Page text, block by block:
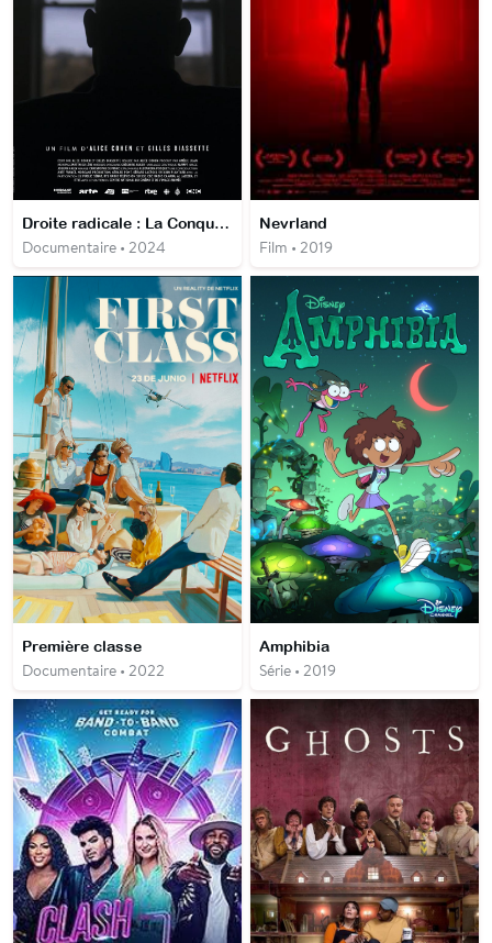
Droite radicale : La Conquête de Washington
Documentaire • 2024
Nevrland
Film • 2019
Première classe
Documentaire • 2022
Amphibia
Série • 2019